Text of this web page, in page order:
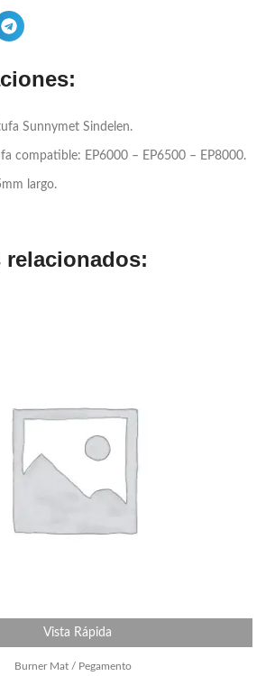
Sunnymet Sindelen.
compatible: EP6000 – EP6500 – EP8000.
largo.
Vista Rápida
Burner Mat / Pegamento